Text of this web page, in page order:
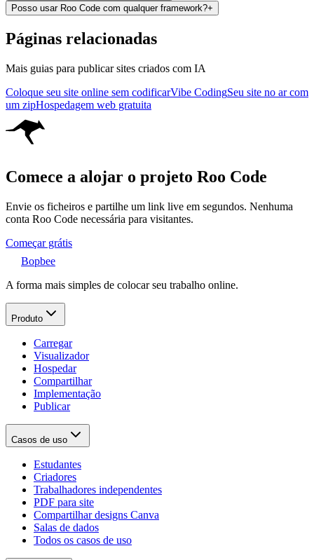
Posso usar Roo Code com qualquer framework?+
Páginas relacionadas
Mais guias para publicar sites criados com IA
Coloque seu site online sem codificarVibe CodingSeu site no ar com
um zipHospedagem web gratuita
Comece a alojar o projeto Roo Code
Envie os ficheiros e partilhe um link live em segundos. Nenhuma
conta Roo Code necessária para visitantes.
Começar grátis
Bopbee
A forma mais simples de colocar seu trabalho online.
Produto
Carregar
Visualizador
Hospedar
Compartilhar
Implementação
Publicar
Casos de uso
Estudantes
Criadores
Trabalhadores independentes
PDF para site
Compartilhar designs Canva
Salas de dados
Todos os casos de uso